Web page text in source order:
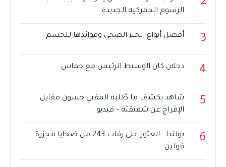
الرسوم الجمركية الجديدة
3 أفضل أنواع الخبز الصحي وفوائدها للجسم
4 دحلان كان الوسيط الرئيس مع حماس
5
شاهد يكشف ما طُلبه المفتي حسون مقابل
الإفراج عن شقيقته – فيديو
6
بولندا : العثور على رفات 243 من ضحايا مجزرة
فولين